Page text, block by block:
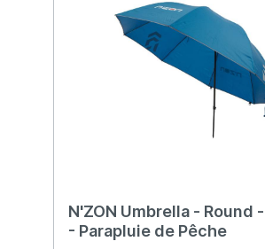
métallique très solide.
N'ZON Umbrella - Round
- Parapluie de Pêche